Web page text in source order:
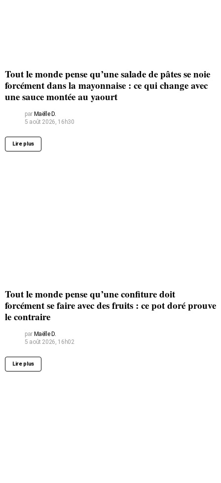
Tout le monde pense qu’une salade de pâtes se noie
forcément dans la mayonnaise : ce qui change avec
une sauce montée au yaourt
par Maëlle D.
5 août 2026, 16h30
Lire plus
Tout le monde pense qu’une confiture doit
forcément se faire avec des fruits : ce pot doré prouve
le contraire
par Maëlle D.
5 août 2026, 16h02
Lire plus